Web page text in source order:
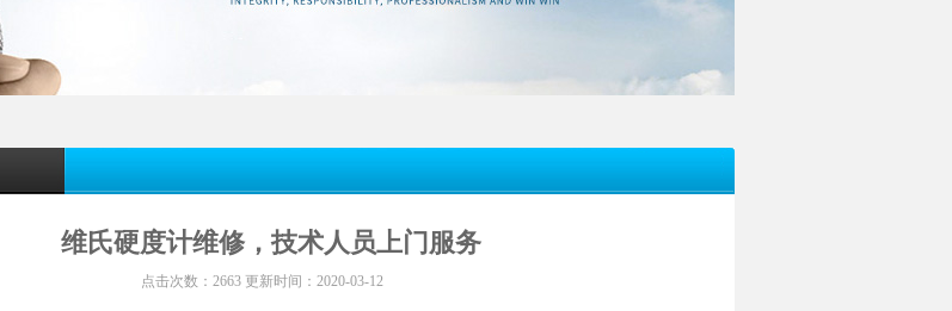
维氏硬度计维修，技术人员上门服务
点击次数：2663 更新时间：2020-03-12